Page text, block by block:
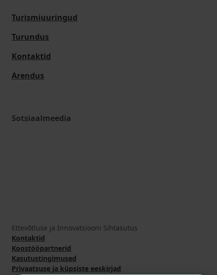
Turismiuuringud
Turundus
Kontaktid
Arendus
Sotsiaalmeedia
Ettevõtluse ja Innovatsiooni Sihtasutus
Kontaktid
Koostööpartnerid
Kasutustingimused
Privaatsuse ja küpsiste eeskirjad